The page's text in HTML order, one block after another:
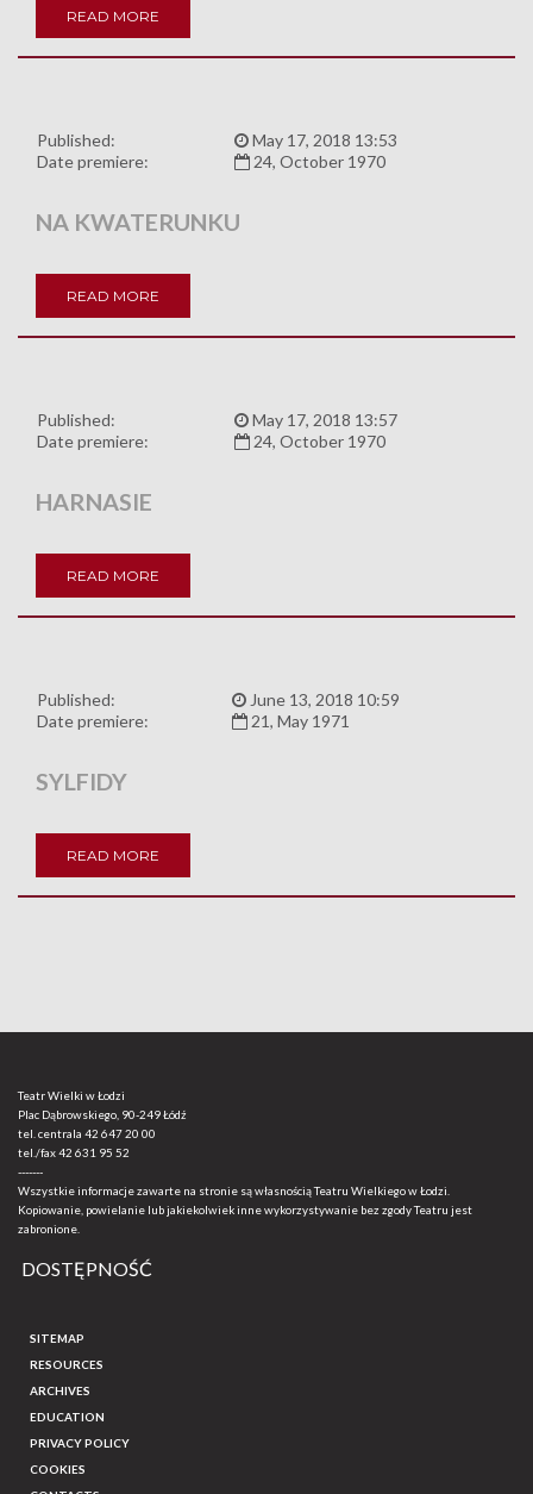
READ MORE
Published:
May 17, 2018 13:53
Date premiere:
24, October 1970
NA KWATERUNKU
READ MORE
Published:
May 17, 2018 13:57
Date premiere:
24, October 1970
HARNASIE
READ MORE
Published:
June 13, 2018 10:59
Date premiere:
21, May 1971
SYLFIDY
READ MORE
Teatr Wielki w Łodzi
Plac Dąbrowskiego, 90-249 Łódź
tel. centrala 42 647 20 00
tel./fax42 631 95 52
-------
Wszystkie informacje zawarte na stronie są własnością Teatru Wielkiego w Łodzi.
Kopiowanie, powielanie lub jakiekolwiek inne wykorzystywanie bez zgody Teatru jest
zabronione.
DOSTĘPNOŚĆ
SITEMAP
RESOURCES
ARCHIVES
EDUCATION
PRIVACY POLICY
COOKIES